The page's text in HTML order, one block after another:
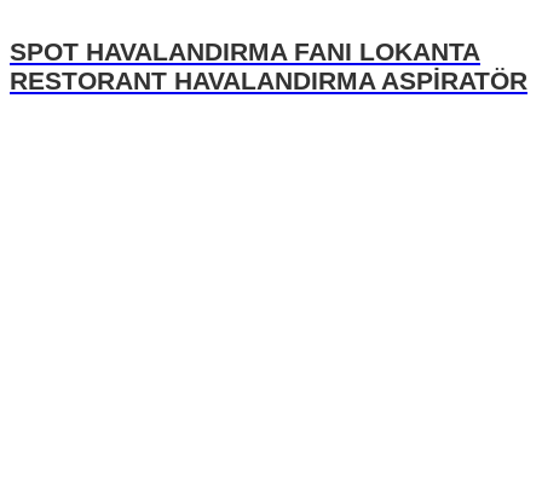
SPOT HAVALANDIRMA FANI LOKANTA
RESTORANT HAVALANDIRMA ASPİRATÖR